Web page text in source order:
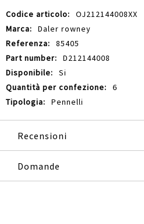
Maggiori
Informazioni
OJ212144008XX
Daler rowney
85405
D212144008
Si
6
Pennelli
Recensioni
Domande